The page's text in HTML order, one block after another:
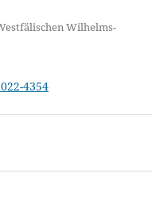
Wilhelms-
4354